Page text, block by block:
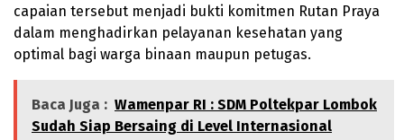
capaian tersebut menjadi bukti komitmen Rutan Praya
dalam menghadirkan pelayanan kesehatan yang
optimal bagi warga binaan maupun petugas.
Baca Juga : Wamenpar RI : SDM Poltekpar Lombok
Sudah Siap Bersaing di Level Internasional